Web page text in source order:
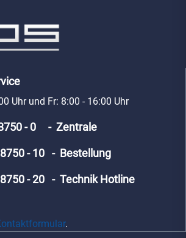
Uhr und Fr: 8:00 - 16:00 Uhr
- 0 - Zentrale
- 10 - Bestellung
- 20 - Technik Hotline
.